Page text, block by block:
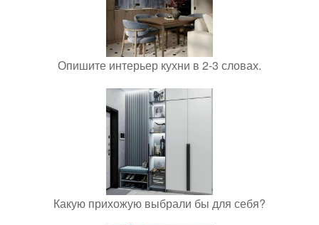
Опишите интерьер кухни в 2-3 словах.
Какую прихожую выбрали бы для себя?